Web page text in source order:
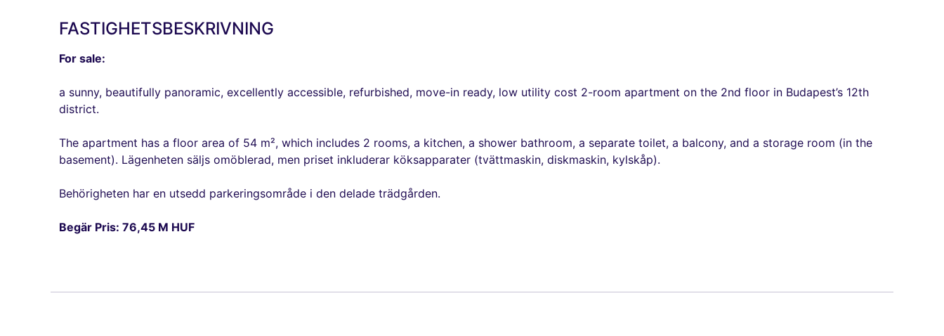
FASTIGHETSBESKRIVNING
For sale:
a sunny, beautifully panoramic, excellently accessible, refurbished, move-in ready, low utility cost 2-room apartment on the 2nd floor in Budapest’s 12th
district.
The apartment has a floor area of ​​54 m², which includes 2 rooms, a kitchen, a shower bathroom, a separate toilet, a balcony, and a storage room (in the
basement). Lägenheten säljs omöblerad, men priset inkluderar köksapparater (tvättmaskin, diskmaskin, kylskåp).
Behörigheten har en utsedd parkeringsområde i den delade trädgården.
Begär Pris: 76,45 M HUF